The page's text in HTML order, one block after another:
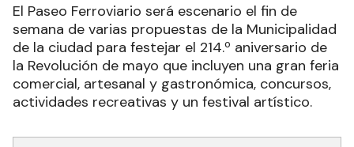
El Paseo Ferroviario será escenario el fin de
semana de varias propuestas de la Municipalidad
de la ciudad para festejar el 214.º aniversario de
la Revolución de mayo que incluyen una gran feria
comercial, artesanal y gastronómica, concursos,
actividades recreativas y un festival artístico.